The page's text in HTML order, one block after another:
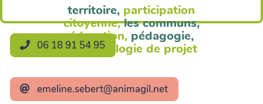
territoire, participation
citoyenne, les communs,
éducation, pédagogie,
méthodologie de projet
06 18 91 54 95
emeline.sebert@animagil.net